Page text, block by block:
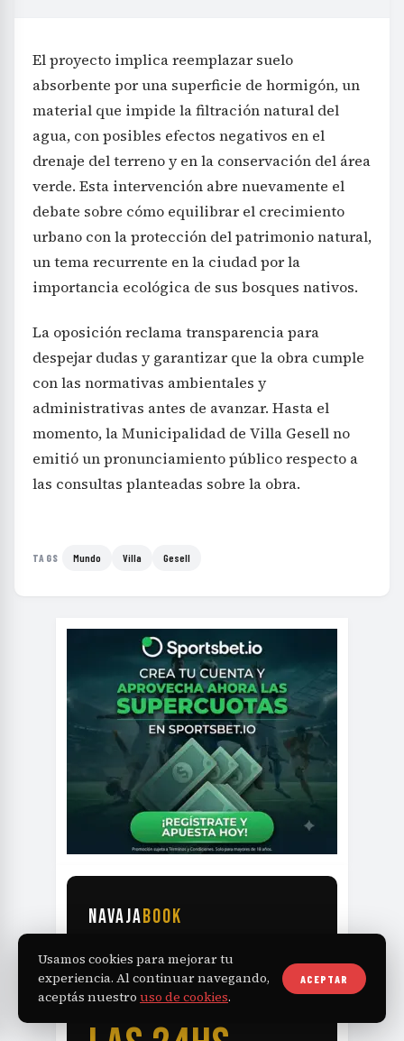
El proyecto implica reemplazar suelo
absorbente por una superficie de hormigón, un
material que impide la filtración natural del
agua, con posibles efectos negativos en el
drenaje del terreno y en la conservación del área
verde. Esta intervención abre nuevamente el
debate sobre cómo equilibrar el crecimiento
urbano con la protección del patrimonio natural,
un tema recurrente en la ciudad por la
importancia ecológica de sus bosques nativos.
La oposición reclama transparencia para
despejar dudas y garantizar que la obra cumple
con las normativas ambientales y
administrativas antes de avanzar. Hasta el
momento, la Municipalidad de Villa Gesell no
emitió un pronunciamiento público respecto a
las consultas planteadas sobre la obra.
TAGS Mundo Villa Gesell
NAVAJABOOK
TU BARBERÍA
RECIBE TURNOS
Usamos cookies para mejorar tu
experiencia. Al continuar navegando,
aceptás nuestro uso de cookies.
ACEPTAR